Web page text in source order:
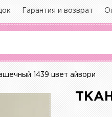
Гарантия и возврат
1439 цвет айвори